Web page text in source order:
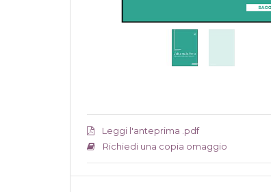
Leggi l'anteprima .pdf
Richiedi una copia omaggio